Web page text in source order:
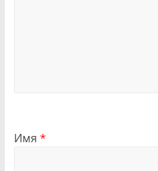
Имя *